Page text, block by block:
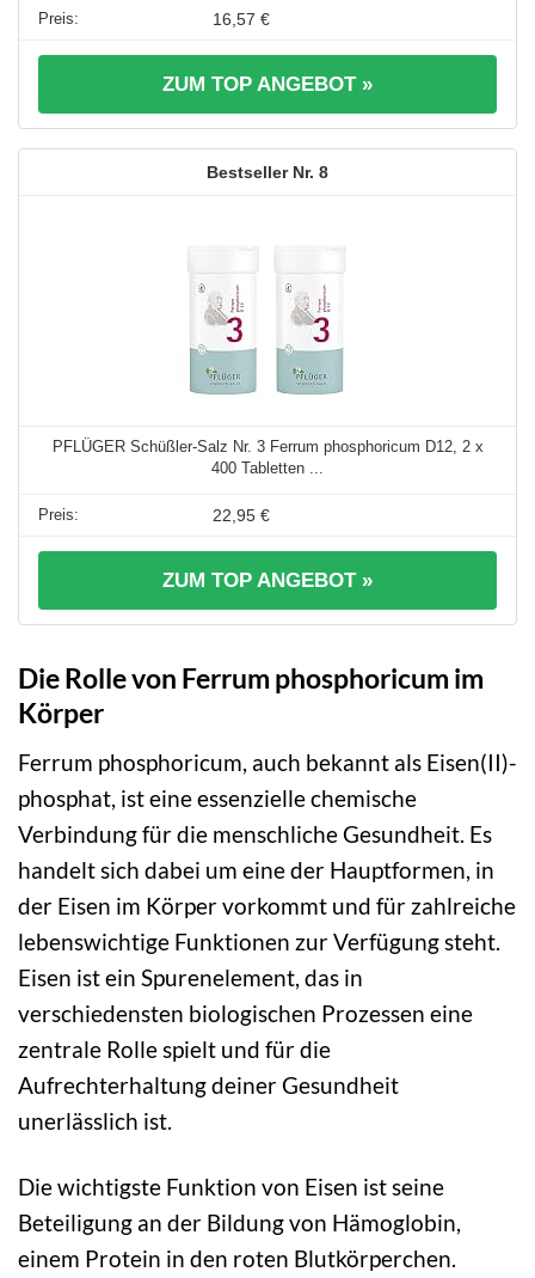
16,57 €
ZUM TOP ANGEBOT »
8
PFLÜGER Schüßler-Salz Nr. 3 Ferrum phosphoricum D12, 2 x
400 Tabletten ...
22,95 €
ZUM TOP ANGEBOT »
Die Rolle von Ferrum phosphoricum im
Körper
Ferrum phosphoricum, auch bekannt als Eisen(II)-
phosphat, ist eine essenzielle chemische
Verbindung für die menschliche Gesundheit. Es
handelt sich dabei um eine der Hauptformen, in
der Eisen im Körper vorkommt und für zahlreiche
lebenswichtige Funktionen zur Verfügung steht.
Eisen ist ein Spurenelement, das in
verschiedensten biologischen Prozessen eine
zentrale Rolle spielt und für die
Aufrechterhaltung deiner Gesundheit
unerlässlich ist.
Die wichtigste Funktion von Eisen ist seine
Beteiligung an der Bildung von Hämoglobin,
einem Protein in den roten Blutkörperchen.